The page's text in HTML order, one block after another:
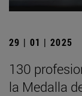
29 | 01 | 2025
130
la Medalla